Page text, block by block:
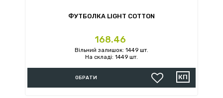
ФУТБОЛКА LIGHT COTTON
Ціна
168.46
Вільний залишок: 1449 шт.
На складі: 1449 шт.
ОБРАТИ